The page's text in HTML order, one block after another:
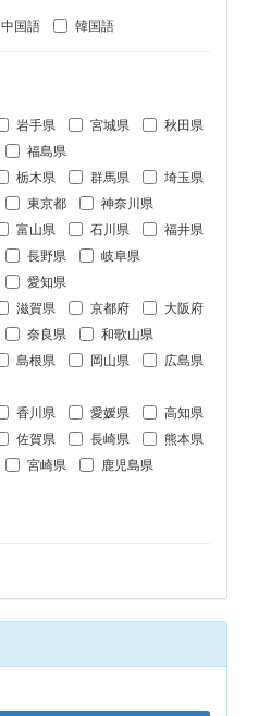
中国語 韓国語
岩手県 宮城県
秋田県
福島県
栃木県 群馬県
埼玉県
東京都 神奈川県
富山県 石川県
福井県
長野県
岐阜県
愛知県
滋賀県 京都府
大阪府
奈良県 和歌山県
島根県 岡山県
広島県
香川県 愛媛県 高知県
佐賀県 長崎県
熊本県
宮崎県
鹿児島県